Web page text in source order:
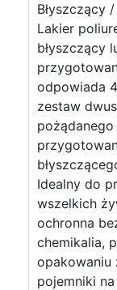
Błyszczący
Lakier
błyszczący
odpowiada
zestaw
Idealny do
wszelkich
ochronna
chemikalia,
opakowaniu
pojemniki